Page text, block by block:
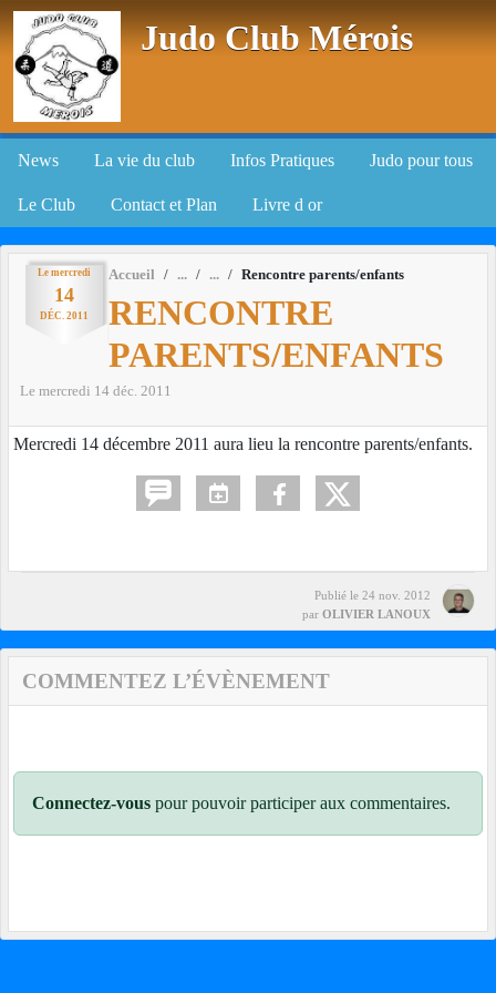
Judo Club Mérois
News La vie du club Infos Pratiques Judo pour tous
Le Club Contact et Plan Livre d or
Le mercredi
14
DÉC. 2011
Accueil Rencontre parents/enfants
RENCONTRE
PARENTS/ENFANTS
Le mercredi 14 déc. 2011
Mercredi 14 décembre 2011 aura lieu la rencontre parents/enfants.
Publié le 24 nov. 2012
par OLIVIER LANOUX
COMMENTEZ L’ÉVÈNEMENT
Connectez-vous pour pouvoir participer aux commentaires.
Panneau de gestion des cookies